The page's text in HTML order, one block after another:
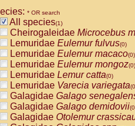
* OR search
All species(1)
Cheirogaleidae Microcebus
Lemuridae Eulemur fulvus(0)
Lemuridae Eulemur macaco(0)
Lemuridae Eulemur mongoz(0)
Lemuridae Lemur catta(0)
Lemuridae Varecia variegata
Galagidae Galago
Galagidae Galago demidovii
Galagidae Otolemur